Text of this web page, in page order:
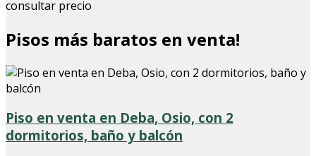
consultar precio
Pisos más baratos en venta!
Piso en venta en Deba, Osio, con 2
dormitorios, baño y balcón